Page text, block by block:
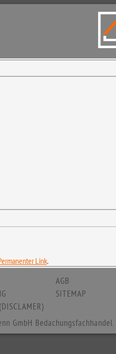
Link.
AGB
SITEMAP
GmbH Bedachungsfachhandel